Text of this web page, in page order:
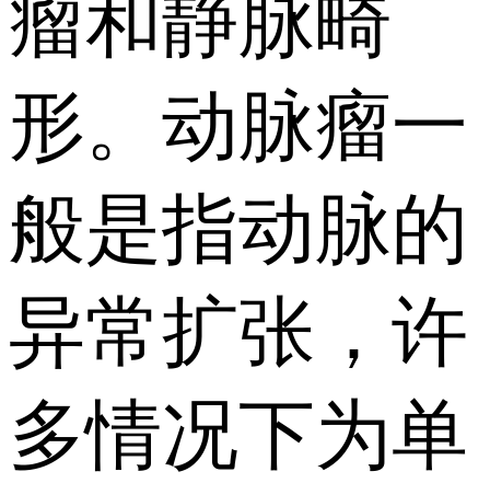
瘤和静脉畸
形。动脉瘤一
般是指动脉的
异常扩张，许
多情况下为单